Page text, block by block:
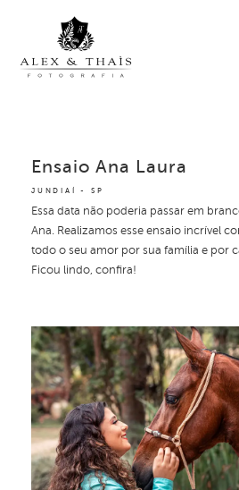
JUNDIAÍ - SP
Ensaio Ana Laura
Essa data não poderia passar em
Ana. Realizamos esse ensaio incrível
todo o seu amor por sua família e por
Ficou lindo, confira!